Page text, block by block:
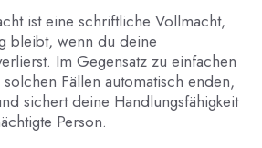
ist eine schriftliche Vollmacht,
bleibt, wenn du deine
Im Gegensatz zu einfachen
Fällen automatisch enden,
sichert deine Handlungsfähigkeit
Person.